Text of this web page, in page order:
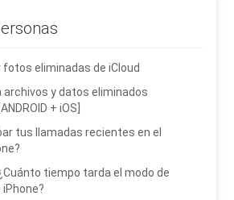
eliminadas de iCloud
archivos y datos eliminados
+ iOS]
tus llamadas recientes en el
¿Cuánto tiempo tarda el modo de